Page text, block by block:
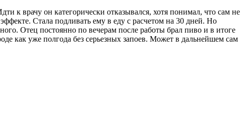
к врачу он категорически отказывался, хотя понимал, что сам не
Стала подливать ему в еду с расчетом на 30 дней. Но
Отец постоянно по вечерам после работы брал пиво и в итоге
как уже полгода без серьезных запоев. Может в дальнейшем сам